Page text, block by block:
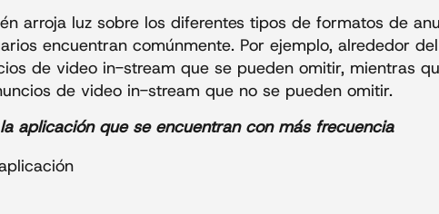
arroja luz sobre los diferentes tipos de formatos de
encuentran comúnmente. Por ejemplo, alrededor
de video in-stream que se pueden omitir, mientras
de video in-stream que no se pueden omitir.
aplicación que se encuentran con más frecuencia